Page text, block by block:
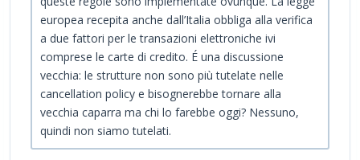
europea recepita anche dall’Italia obbliga alla verifica
a due fattori per le transazioni elettroniche ivi
comprese le carte di credito. É una discussione
vecchia: le strutture non sono più tutelate nelle
cancellation policy e bisognerebbe tornare alla
vecchia caparra ma chi lo farebbe oggi? Nessuno,
quindi non siamo tutelati.